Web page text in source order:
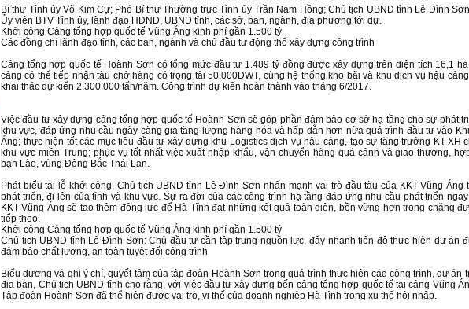
Bí thư Tỉnh ủy Võ Kim Cự; Phó Bí thư Thường trực Tỉnh ủy Trần Nam Hồng; Chủ tịch UBND tỉnh Lê Đình
Ủy viên BTV Tỉnh ủy, lãnh đạo HĐND, UBND tỉnh, các sở, ban, ngành, địa phương tới dự.
Khởi công Cảng tổng hợp quốc tế Vũng Áng kinh phí gần 1.500 tỷ
Các đồng chí lãnh đạo tỉnh, các ban, ngành và chủ đầu tư động thổ xây dựng công trình
Cảng tổng hợp quốc tế Hoành Sơn có tổng mức đầu tư 1.489 tỷ đồng được xây dựng trên diện tích 16,1
cảng có thể tiếp nhận tàu chở hàng có trọng tải 50.000DWT, cùng hệ thống kho bãi và khu dịch vụ hậu
khai thác dự kiến 2.300.000 tấn/năm. Công trình dự kiến hoàn thành vào tháng 6/2017.
Việc đầu tư xây dựng cảng tổng hợp quốc tế Hoành Sơn sẽ góp phần đảm bảo cơ sở hạ tầng cho sự phát
khu vực, đáp ứng nhu cầu ngày càng gia tăng lượng hàng hóa và hấp dẫn hơn nữa quá trình đầu tư vào
Áng; thực hiện tốt các mục tiêu đầu tư xây dựng khu Logistics dịch vụ hậu cảng, tạo sự tăng trưởng KT-XH
khu vực miền Trung; phục vụ tốt nhất việc xuất nhập khẩu, vận chuyển hàng quá cảnh và giao thương,
bạn Lào, vùng Đông Bắc Thái Lan.
Phát biểu tại lễ khởi công, Chủ tịch UBND tỉnh Lê Đình Sơn nhấn mạnh vai trò đầu tàu của KKT Vũng Áng
phát triển, đi lên của tỉnh và khu vực. Sự ra đời của các công trình hạ tầng đáp ứng nhu cầu phát triển
KKT Vũng Áng sẽ tạo thêm động lực để Hà Tĩnh đạt những kết quả toàn diện, bền vững hơn trong chặng
tiếp theo.
Khởi công Cảng tổng hợp quốc tế Vũng Áng kinh phí gần 1.500 tỷ
Chủ tịch UBND tỉnh Lê Đình Sơn: Chủ đầu tư cần tập trung nguồn lực, đẩy nhanh tiến độ thực hiện dự án
đảm bảo chất lượng, an toàn tuyệt đối công trình
Biểu dương và ghi ý chí, quyết tâm của tập đoàn Hoành Sơn trong quá trình thực hiện các công trình, dự án
địa bàn, Chủ tịch UBND tỉnh cho rằng, với việc đầu tư xây dựng bến cảng tổng hợp quốc tế tại cảng Vũng
Tập đoàn Hoành Sơn đã thể hiện được vai trò, vị thế của doanh nghiệp Hà Tĩnh trong xu thế hội nhập.